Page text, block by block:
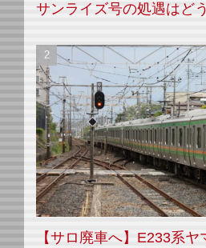
サンライズ号の処遇はど
【サロ廃車へ】E233系